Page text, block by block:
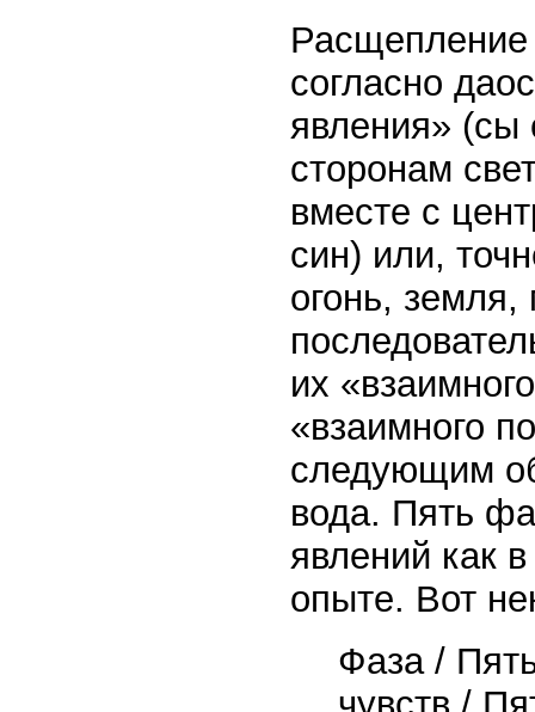
согласно
явления» (сы
сторонам
вместе с
син) или,
огонь,
их
«взаимного
следующим
вода. Пять
явлений как
опыте. Вот
Фаза /